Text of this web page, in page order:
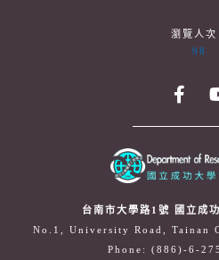
瀏覽人次
98
台南市大學路1號 國立成
No.1, University Road, Tainan
Phone: (886)-6-